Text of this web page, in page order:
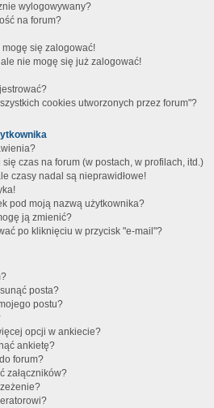
wylogowywany?
na forum?
mogę się zalogować!
nie mogę się już zalogować!
cookies utworzonych przez forum"?
czas na forum (w postach, w profilach, itd.)
czasy nadal są nieprawidłowe!
pod moją nazwą użytkownika?
ją zmienić?
po kliknięciu w przycisk "e-mail"?
posta?
postu?
opcji w ankiecie?
ankietę?
forum?
załączników?